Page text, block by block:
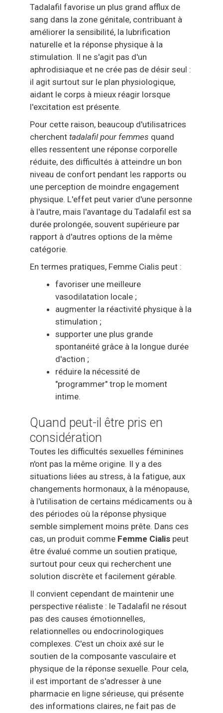
Tadalafil favorise un plus grand afflux de
sang dans la zone génitale, contribuant à
améliorer la sensibilité, la lubrification
naturelle et la réponse physique à la
stimulation. Il ne s'agit pas d'un
aphrodisiaque et ne crée pas de désir seul :
il agit surtout sur le plan physiologique,
aidant le corps à mieux réagir lorsque
l'excitation est présente.
Pour cette raison, beaucoup d'utilisatrices
cherchent tadalafil pour femmes quand
elles ressentent une réponse corporelle
réduite, des difficultés à atteindre un bon
niveau de confort pendant les rapports ou
une perception de moindre engagement
physique. L'effet peut varier d'une personne
à l'autre, mais l'avantage du Tadalafil est sa
durée prolongée, souvent supérieure par
rapport à d'autres options de la même
catégorie.
En termes pratiques, Femme Cialis peut :
favoriser une meilleure
vasodilatation locale ;
augmenter la réactivité physique à la
stimulation ;
supporter une plus grande
spontanéité grâce à la longue durée
d'action ;
réduire la nécessité de
"programmer" trop le moment
intime.
Quand peut-il être pris en
considération
Toutes les difficultés sexuelles féminines
n'ont pas la même origine. Il y a des
situations liées au stress, à la fatigue, aux
changements hormonaux, à la ménopause,
à l'utilisation de certains médicaments ou à
des périodes où la réponse physique
semble simplement moins prête. Dans ces
cas, un produit comme Femme Cialis peut
être évalué comme un soutien pratique,
surtout pour ceux qui recherchent une
solution discrète et facilement gérable.
Il convient cependant de maintenir une
perspective réaliste : le Tadalafil ne résout
pas des causes émotionnelles,
relationnelles ou endocrinologiques
complexes. C'est un choix axé sur le
soutien de la composante vasculaire et
physique de la réponse sexuelle. Pour cela,
il est important de s'adresser à une
pharmacie en ligne sérieuse, qui présente
des informations claires, ne fait pas de